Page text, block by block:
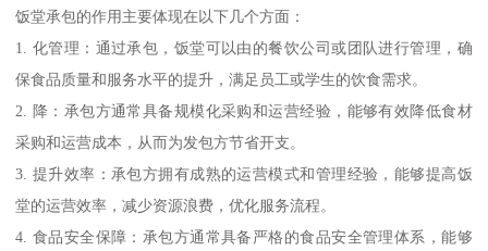
饭堂承包的作用主要体现在以下几个方面：
1. 化管理：通过承包，饭堂可以由的餐饮公司或团队进行管理，确
保食品质量和服务水平的提升，满足员工或学生的饮食需求。
2. 降：承包方通常具备规模化采购和运营经验，能够有效降低食材
采购和运营成本，从而为发包方节省开支。
3. 提升效率：承包方拥有成熟的运营模式和管理经验，能够提高饭
堂的运营效率，减少资源浪费，优化服务流程。
4. 食品安全保障：承包方通常具备严格的食品安全管理体系，能够